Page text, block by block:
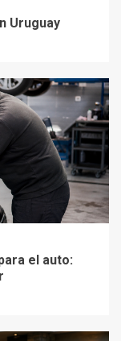
Uruguay
el auto: